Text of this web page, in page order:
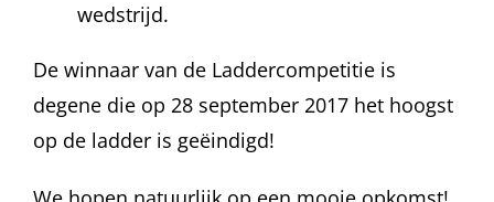
wedstrijd.
De winnaar van de Laddercompetitie is
degene die op 28 september 2017 het hoogst
op de ladder is geëindigd!